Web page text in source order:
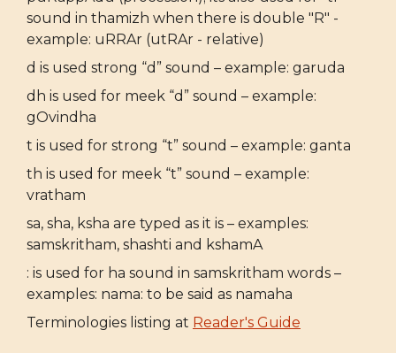
sound in thamizh when there is double "R" -
example: uRRAr (utRAr - relative)
d is used strong “d” sound – example: garuda
dh is used for meek “d” sound – example:
gOvindha
t is used for strong “t” sound – example: ganta
th is used for meek “t” sound – example:
vratham
sa, sha, ksha are typed as it is – examples:
samskritham, shashti and kshamA
: is used for ha sound in samskritham words –
examples: nama: to be said as namaha
Terminologies listing at Reader's Guide